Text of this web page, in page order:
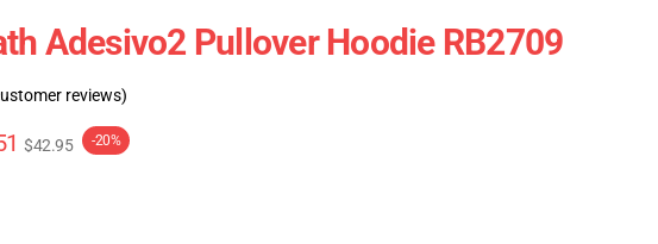
Adesivo2 Pullover Hoodie RB2709
reviews)
$42.95 -20%